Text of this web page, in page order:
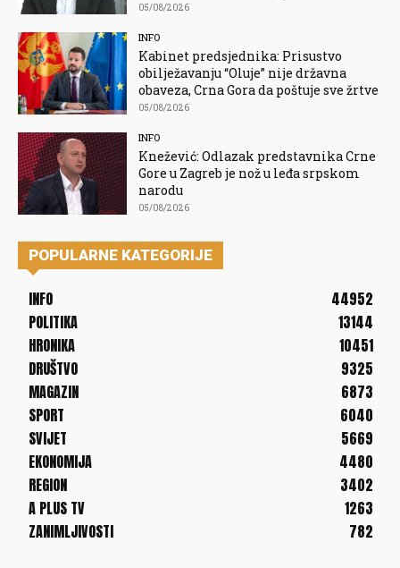
05/08/2026
INFO
Kabinet predsjednika: Prisustvo
obilježavanju “Oluje” nije državna
obaveza, Crna Gora da poštuje sve žrtve
05/08/2026
INFO
Knežević: Odlazak predstavnika Crne
Gore u Zagreb je nož u leđa srpskom
narodu
05/08/2026
POPULARNE KATEGORIJE
INFO
44952
POLITIKA
13144
HRONIKA
10451
DRUŠTVO
9325
MAGAZIN
6873
SPORT
6040
SVIJET
5669
EKONOMIJA
4480
REGION
3402
A PLUS TV
1263
ZANIMLJIVOSTI
782